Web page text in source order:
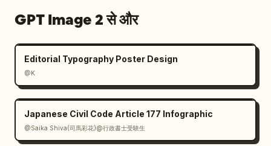
GPT Image 2 से और
Editorial Typography Poster Design
@K
Japanese Civil Code Article 177 Infographic
@Saika Shiva(司馬彩花)@行政書士受験生